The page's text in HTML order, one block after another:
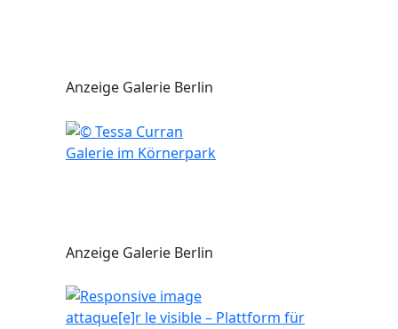
Anzeige Galerie Berlin
Galerie im Körnerpark
Anzeige Galerie Berlin
attaque[e]r le visible – Plattform für